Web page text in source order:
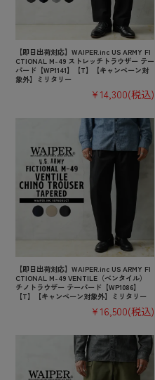
【即日出荷対応】WAIPER.inc US ARMY FI
CTIONAL M-49 ストレッチトラウザー テー
パード【WP1141】【T】【キャンペーン対
象外】ミリタリー
¥14,300(税込)
【即日出荷対応】WAIPER.inc US ARMY FI
CTIONAL M-49 VENTILE（ベンタイル）
チノトラウザー テーパード【WP1086】
【T】【キャンペーン対象外】ミリタリー
¥16,500(税込)